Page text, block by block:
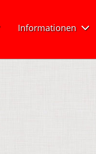
Informationen